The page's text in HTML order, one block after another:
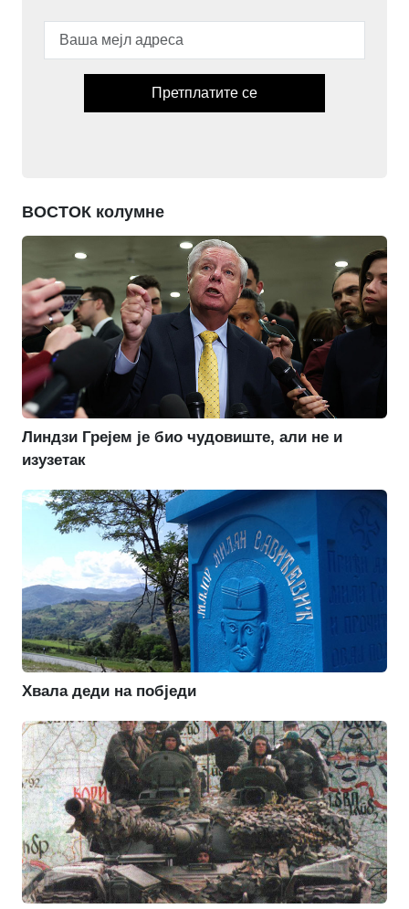
Претплатите се
ВОСТОК колумне
Линдзи Грејем је био чудовиште, али не и
изузетак
Хвала деди на побједи